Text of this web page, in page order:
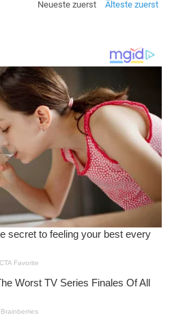
Neueste zuerst
Älteste zuerst